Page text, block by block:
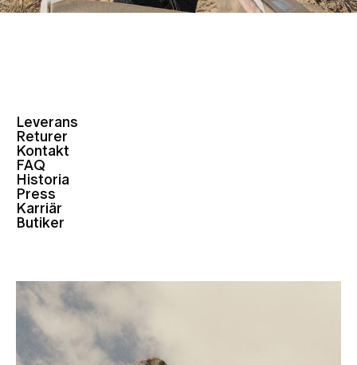
Leverans
Returer
Kontakt
FAQ
Historia
Press
Karriär
Butiker